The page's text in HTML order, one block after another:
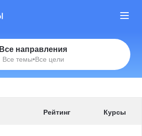
Все направления
Все темы•Все цели
Рейтинг Курсы